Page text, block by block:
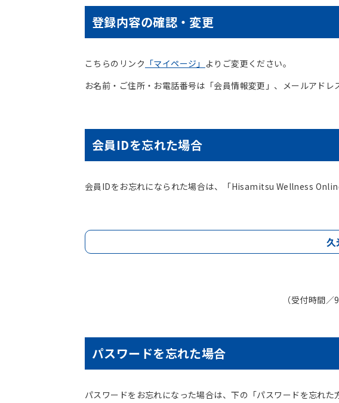
登録内容の確認・変更
こちらのリンク 「マイページ」 よりご変更ください。
お名前・ご住所・お電話番号は「会員情報変更」、メールアド
会員IDを忘れた場合
会員IDをお忘れになられた場合は、「Hisamitsu Wellness
久
（受付時間
パスワードを忘れた場合
パスワードをお忘れになった場合は、下の「パスワードを忘れ